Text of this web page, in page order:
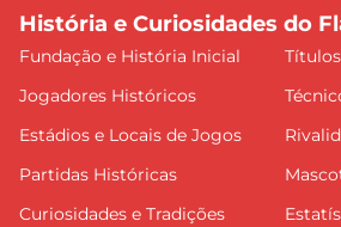
História e Curiosidades do
Fundação e História Inicial
Jogadores Históricos
Estádios e Locais de Jogos
Partidas Históricas
Curiosidades e Tradições